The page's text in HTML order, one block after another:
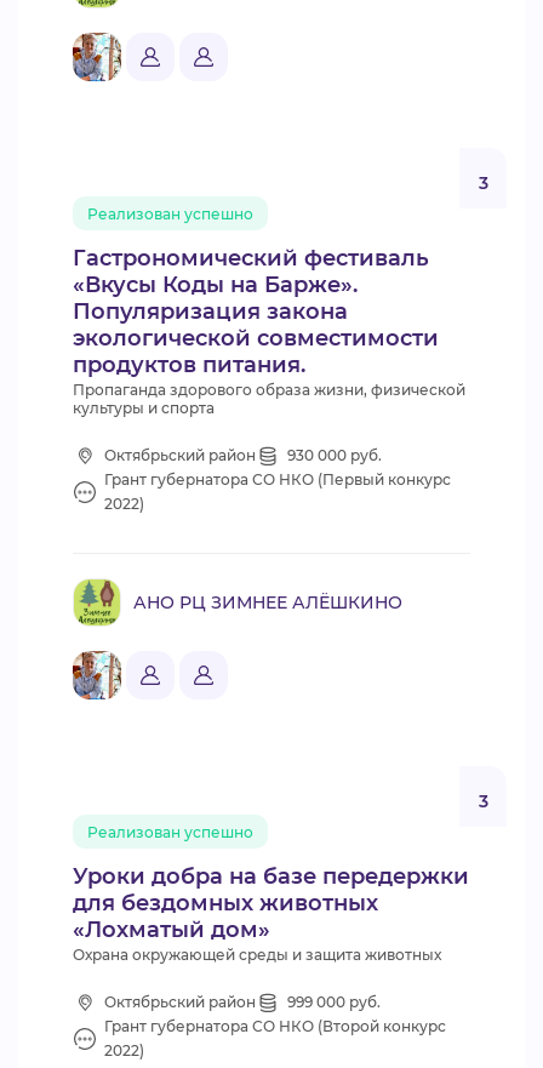
Гастрономический фестиваль
«Вкусы Коды на Барже».
Популяризация закона
экологической совместимости
продуктов питания.
Реализован успешно
3
Пропаганда здорового образа жизни, физической
культуры и спорта
Октябрьский район
930 000 руб.
Грант губернатора СО НКО (Первый конкурс
2022)
АНО РЦ ЗИМНЕЕ АЛЁШКИНО
Уроки добра на базе передержки
для бездомных животных
«Лохматый дом»
Реализован успешно
3
Охрана окружающей среды и защита животных
Октябрьский район
999 000 руб.
Грант губернатора СО НКО (Второй конкурс
2022)